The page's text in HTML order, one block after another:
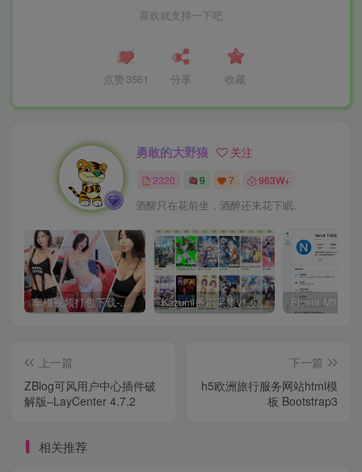
喜欢就支持一下吧
点赞 3561 分享 收藏
勇敢的大野狼 关注
2320 9 7 963W+
酒醒只在花前坐，酒醉还来花下眠。
车模视频打包下载-高清无水印版 Kazumi番剧采集v1.6.9：支持自定义规则+在线观看+弹幕，跨平台下载
上一篇
ZBlog可风用户中心插件破
解版–LayCenter 4.7.2
下一篇
h5欧洲旅行服务网站html模
板 Bootstrap3
相关推荐